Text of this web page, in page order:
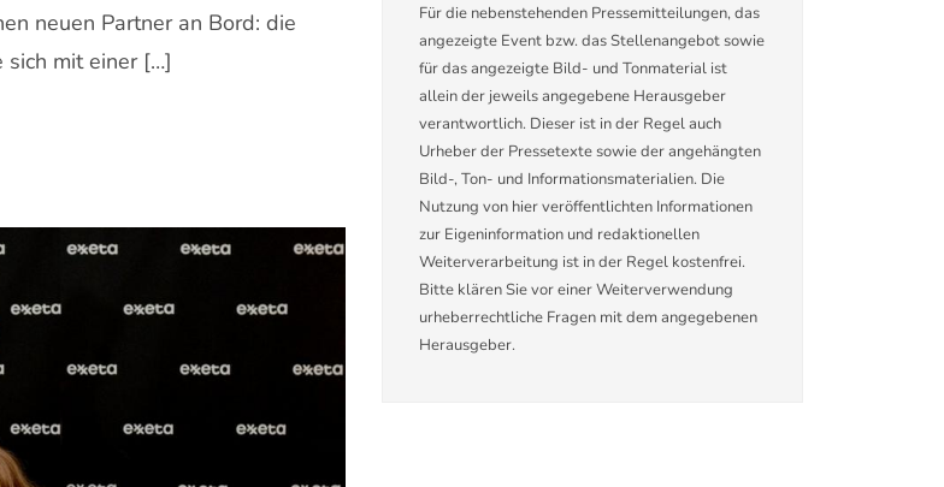
neuen Partner an Bord: die
sich mit einer […]
Für die nebenstehenden Pressemitteilungen, das
angezeigte Event bzw. das Stellenangebot sowie
für das angezeigte Bild- und Tonmaterial ist
allein der jeweils angegebene Herausgeber
verantwortlich. Dieser ist in der Regel auch
Urheber der Pressetexte sowie der angehängten
Bild-, Ton- und Informationsmaterialien. Die
Nutzung von hier veröffentlichten Informationen
zur Eigeninformation und redaktionellen
Weiterverarbeitung ist in der Regel kostenfrei.
Bitte klären Sie vor einer Weiterverwendung
urheberrechtliche Fragen mit dem angegebenen
Herausgeber.